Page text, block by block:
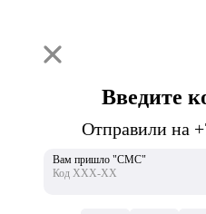
Введите
Отправили на
Вам пришло "СМС"
Код ХХХ-ХХ